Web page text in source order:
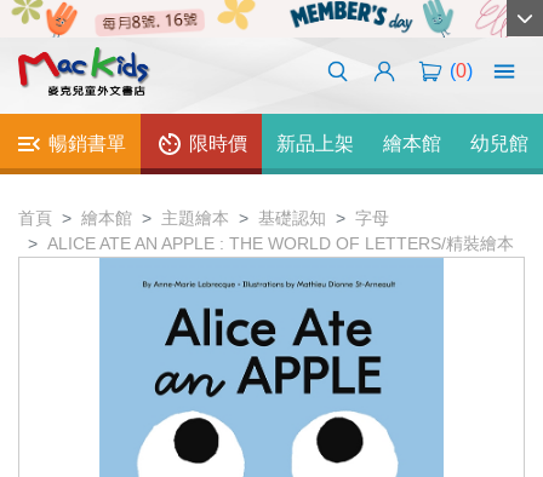
(0)
暢銷書單 限時價 新品上架 繪本館 幼兒館
首頁 繪本館 主題繪本 基礎認知
字母
ALICE ATE AN APPLE : THE WORLD OF LETTERS/精裝繪本